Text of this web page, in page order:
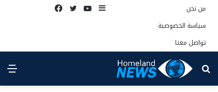
من نحن
سياسة الخصوصية
تواصل معنا
إضافة يوتيوبتويتر
بحث
عن